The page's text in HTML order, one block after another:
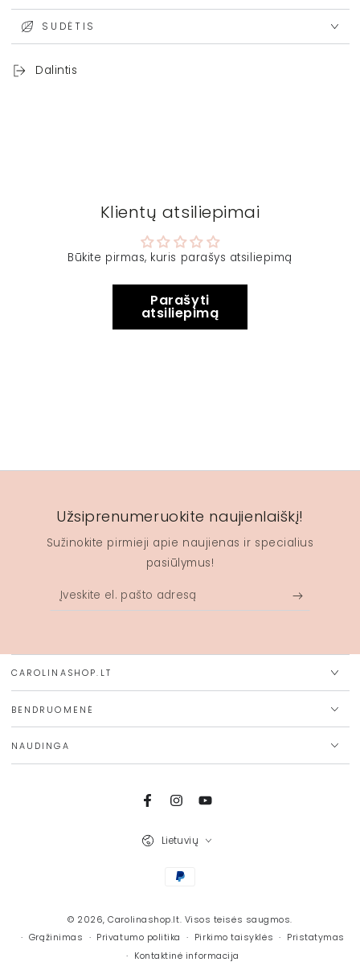
SUDĖTIS
Dalintis
Klientų atsiliepimai
Būkite pirmas, kuris parašys atsiliepimą
Parašyti
atsiliepimą
Užsiprenumeruokite naujienlaiškį!
Sužinokite pirmieji apie naujienas ir specialius
pasiūlymus!
Įveskite
el.
CAROLINASHOP.LT
BENDRUOMENĖ
NAUDINGA
FacebookInstagram
Youtube
© 2026,Carolinashop.lt. Visos teisės saugmos.
Grąžinimas
Privatumo politika Pirkimo taisyklės
Pristatymas
Kontaktinė informacija
Lietuvių